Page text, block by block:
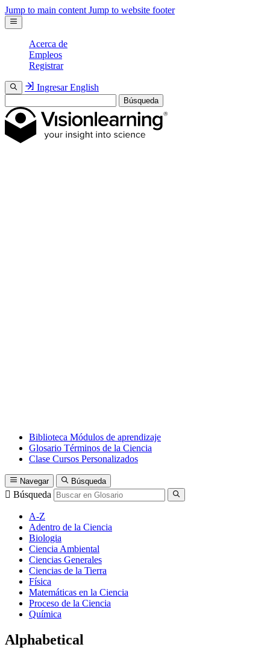
Jump to main content Jump to website footer
Acerca de
Empleos
Registrar
Ingresar English
Búsqueda
Biblioteca Módulos de aprendizaje
Glosario Términos de la Ciencia
Clase Cursos Personalizados
Navegar Búsqueda
Búsqueda
A-Z
Adentro de la Ciencia
Biologia
Ciencia Ambiental
Ciencias Generales
Ciencias de la Tierra
Física
Matemáticas en la Ciencia
Proceso de la Ciencia
Química
Alphabetical